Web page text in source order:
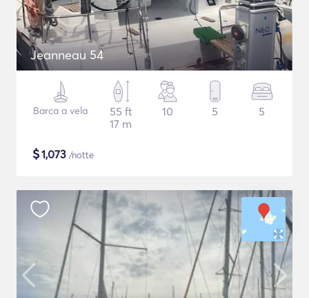
Jeanneau 54
Barca a vela
55 ft
17 m
10 5 5
$1,073 /notte